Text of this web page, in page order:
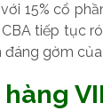
15% cổ
tiếp tục
gờm của